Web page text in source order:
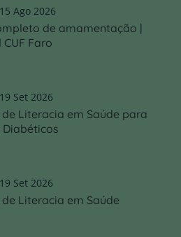
15 Ago 2026
de amamentação |
Faro
19 Set 2026
de Literacia em Saúde para
Diabéticos
19 Set 2026
de Literacia em Saúde